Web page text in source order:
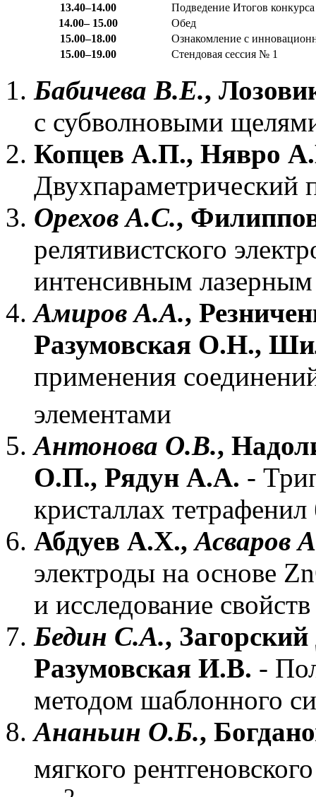
13.40–14.00
Подведение Итогов
14.00– 15.00
Обед
15.00–18.00
Ознакомление с
15.00–19.00
Стендовая сессия № 1
Бабичева В.Е.,
с субволновыми
Копцев А.П., Нявро
Двухпараметрический
Орехов А.С.,
релятивистского
интенсивным
Амиров А.А.,
Разумовская О.Н.,
применения
элементами
Антонова О.В.,
О.П., Рядун А.А. -
кристаллах
Абдуев А.Х., Асваров
электроды на основе
и исследование свойств
Бедин С.А.,
Разумовская И.В. -
методом шаблонного
Ананьин О.Б.,
мягкого